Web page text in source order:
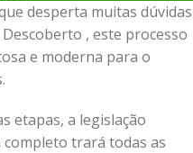
desperta muitas dúvidas
, este processo
e moderna para o
etapas, a legislação
completo trará todas as